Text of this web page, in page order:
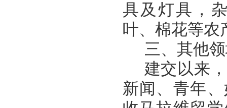
具及灯具，
叶、棉花等农
三、其他
建交以来
新闻、青年